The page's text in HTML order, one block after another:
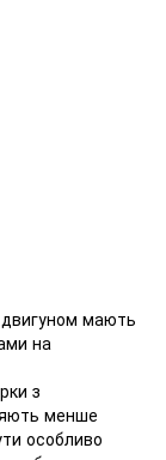
двигуном мають
на
з
менше
особливо